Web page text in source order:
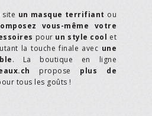
site un masque terrifiant ou
vous-même votre
pour un style cool et
la touche finale avec une
. La boutique en ligne
propose plus de
tous les goûts !